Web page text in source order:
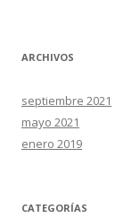
ARCHIVOS
septiembre 2021
mayo 2021
enero 2019
CATEGORÍAS